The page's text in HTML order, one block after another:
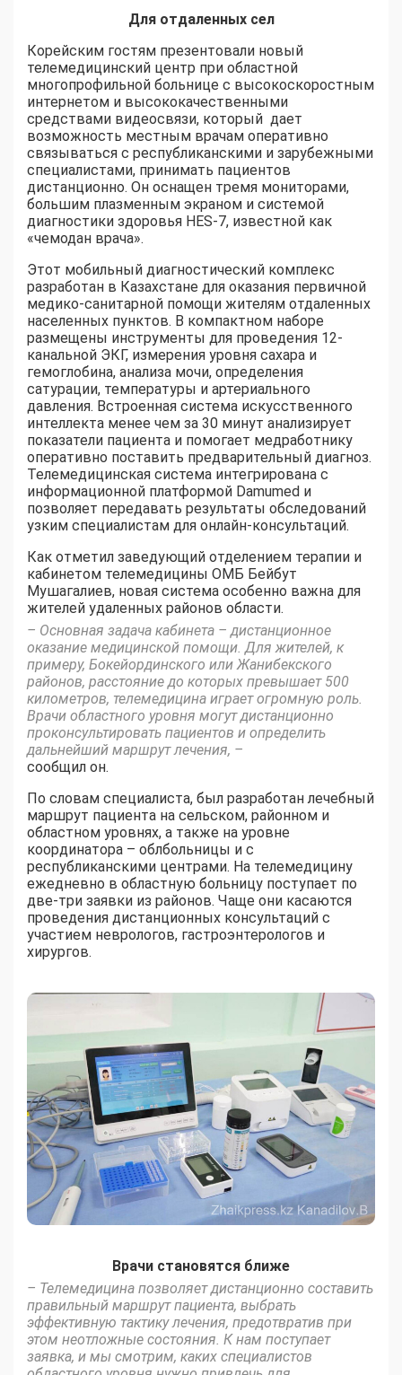
Для отдаленных сел
Корейским гостям презентовали новый
телемедицинский центр при областной
многопрофильной больнице с высокоскоростным
интернетом и высококачественными
средствами видеосвязи, который дает
возможность местным врачам оперативно
связываться с республиканскими и зарубежными
специалистами, принимать пациентов
дистанционно. Он оснащен тремя мониторами,
большим плазменным экраном и системой
диагностики здоровья HES-7, известной как
«чемодан врача».
Этот мобильный диагностический комплекс
разработан в Казахстане для оказания первичной
медико-санитарной помощи жителям отдаленных
населенных пунктов. В компактном наборе
размещены инструменты для проведения 12-
канальной ЭКГ, измерения уровня сахара и
гемоглобина, анализа мочи, определения
сатурации, температуры и артериального
давления. Встроенная система искусственного
интеллекта менее чем за 30 минут анализирует
показатели пациента и помогает медработнику
оперативно поставить предварительный диагноз.
Телемедицинская система интегрирована с
информационной платформой Damumed и
позволяет передавать результаты обследований
узким специалистам для онлайн-консультаций.
Как отметил заведующий отделением терапии и
кабинетом телемедицины ОМБ Бейбут
Мушагалиев, новая система особенно важна для
жителей удаленных районов области.
– Основная задача кабинета – дистанционное
оказание медицинской помощи. Для жителей, к
примеру, Бокейординского или Жанибекского
районов, расстояние до которых превышает 500
километров, телемедицина играет огромную роль.
Врачи областного уровня могут дистанционно
проконсультировать пациентов и определить
дальнейший маршрут лечения, –
сообщил он.
По словам специалиста, был разработан лечебный
маршрут пациента на сельском, районном и
областном уровнях, а также на уровне
координатора – облбольницы и с
республиканскими центрами. На телемедицину
ежедневно в областную больницу поступает по
две-три заявки из районов. Чаще они касаются
проведения дистанционных консультаций с
участием неврологов, гастроэнтерологов и
хирургов.
Врачи становятся ближе
– Телемедицина позволяет дистанционно составить
правильный маршрут пациента, выбрать
эффективную тактику лечения, предотвратив при
этом неотложные состояния. К нам поступает
заявка, и мы смотрим, каких специалистов